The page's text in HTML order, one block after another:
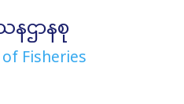
ဌာနစု
Fisheries